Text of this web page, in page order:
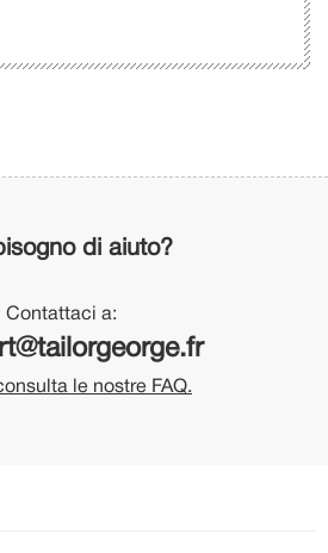
di aiuto?
Contattaci a:
le nostre FAQ.